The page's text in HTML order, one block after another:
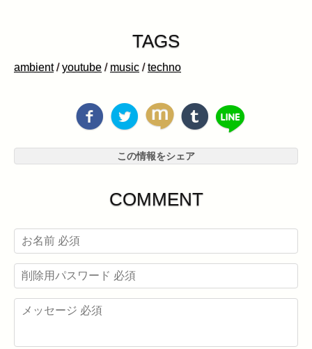
TAGS
ambient /youtube / music /techno
この情報をシェア
COMMENT